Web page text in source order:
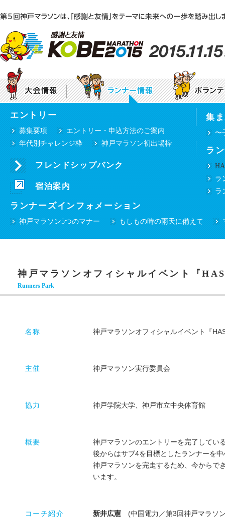
大会テーマ 大会要項
プロパティ（シンボルマーク・ロゴタイプ等）
ご使用について
交通規制のお知らせ 選手・ゲスト
エントリー
募集要項
エントリー・申込方法のご案内
年代別チャレンジ枠
神戸マラソン初出場枠
集
〜
フレンドシップバンク
宿泊案内
ラ
ラ
ラ
ランナーズインフォメーション
神戸マラソン5つのマナー もしもの時の雨天に備えて
団体ボランティア募集要項 個
神戸マラソンEXPO2015「感謝と友情ステー
ランナー・ボランティアの皆様へ
沿道の皆様へ
神戸マラソンオフィシャルイベント『
Runners Park
名称 神戸マラソンオフィシャルイベント『
主催 神戸マラソン実行委員会
協力 神戸学院大学、神戸市立中央体育館
概要
神戸マラソンのエントリーを完了してい
後からはサブ4を目標としたランナーを
神戸マラソンを完走するため、今からで
います。
コーチ紹介 新井広憲 (中国電力／第3回神戸マラソ